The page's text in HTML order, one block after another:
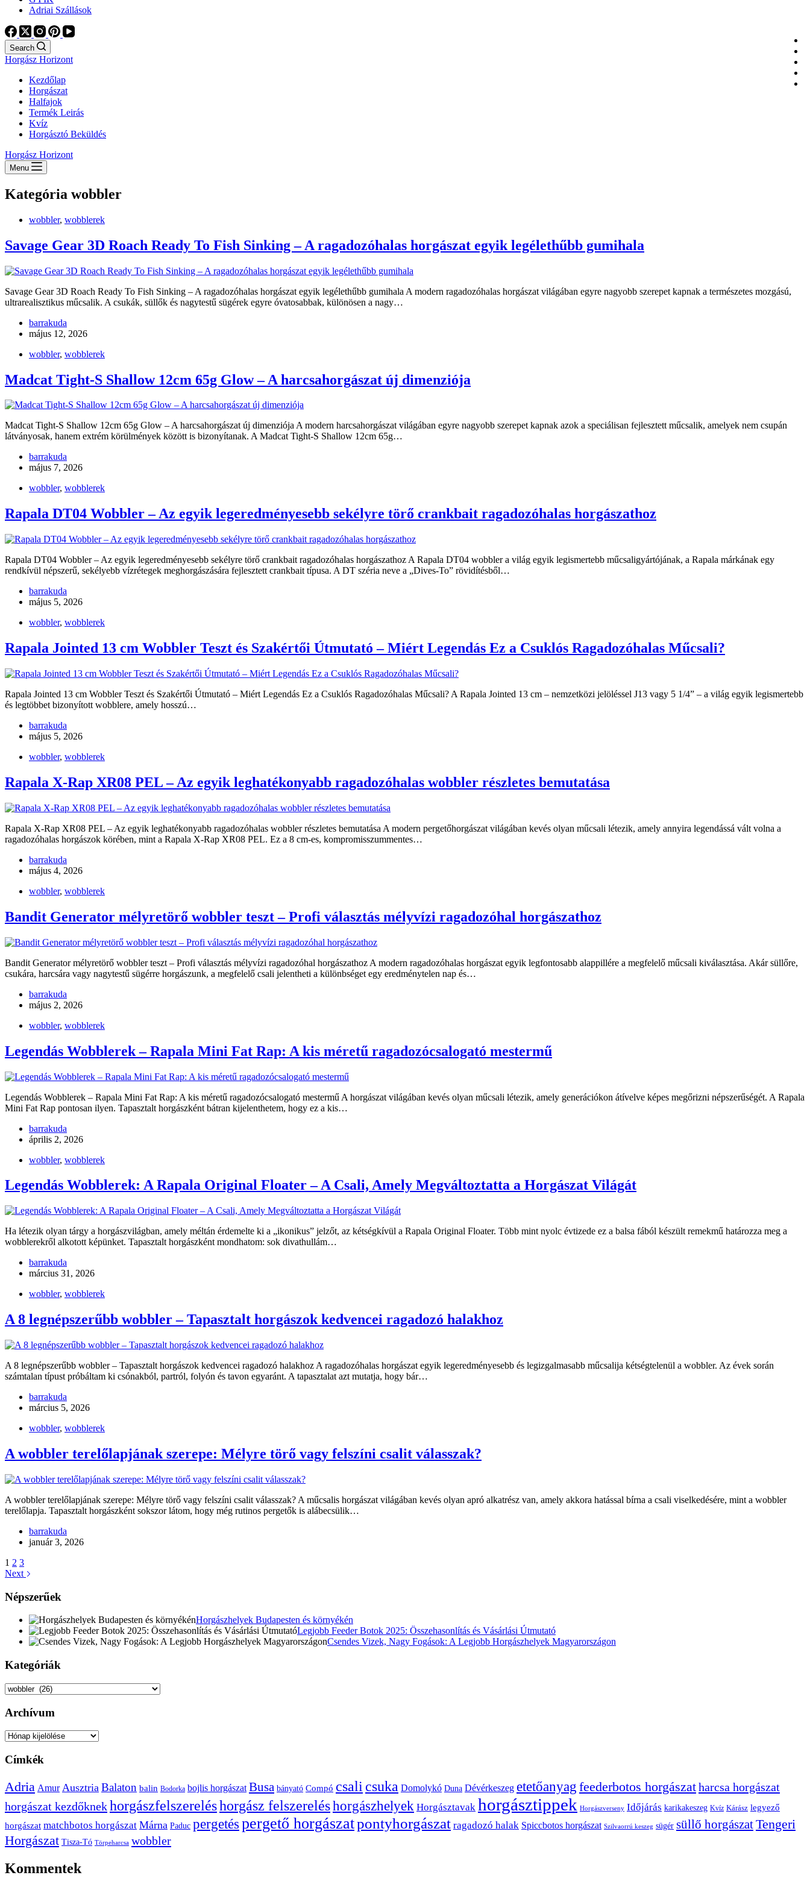
Adriai Szállások
Search
Horgász Horizont
Kezdőlap
Horgászat
Halfajok
Termék Leirás
Kvíz
Horgásztó Beküldés
Horgász Horizont
Menu
Kategória wobbler
wobbler, wobblerek
Savage Gear 3D Roach Ready To Fish Sinking – A ragadozóhalas horgászat egyik legélethűbb gumihala
Savage Gear 3D Roach Ready To Fish Sinking – A ragadozóhalas horgászat egyik legélethűbb gumihala A modern ragadozóhalas horgászat világában egyre nagyobb szerepet kapnak a természetes mozgású,
ultrarealisztikus műcsalik. A csukák, süllők és nagytestű sügérek egyre óvatosabbak, különösen a nagy…
barrakuda
május 12, 2026
wobbler, wobblerek
Madcat Tight-S Shallow 12cm 65g Glow – A harcsahorgászat új dimenziója
Madcat Tight-S Shallow 12cm 65g Glow – A harcsahorgászat új dimenziója A modern harcsahorgászat világában egyre nagyobb szerepet kapnak azok a speciálisan fejlesztett műcsalik, amelyek nem csupán
látványosak, hanem extrém körülmények között is bizonyítanak. A Madcat Tight-S Shallow 12cm 65g…
barrakuda
május 7, 2026
wobbler, wobblerek
Rapala DT04 Wobbler – Az egyik legeredményesebb sekélyre törő crankbait ragadozóhalas horgászathoz
Rapala DT04 Wobbler – Az egyik legeredményesebb sekélyre törő crankbait ragadozóhalas horgászathoz A Rapala DT04 wobbler a világ egyik legismertebb műcsaligyártójának, a Rapala márkának egy
rendkívül népszerű, sekélyebb vízrétegek meghorgászására fejlesztett crankbait típusa. A DT széria neve a „Dives-To” rövidítésből…
barrakuda
május 5, 2026
wobbler, wobblerek
Rapala Jointed 13 cm Wobbler Teszt és Szakértői Útmutató – Miért Legendás Ez a Csuklós Ragadozóhalas Műcsali?
Rapala Jointed 13 cm Wobbler Teszt és Szakértői Útmutató – Miért Legendás Ez a Csuklós Ragadozóhalas Műcsali? A Rapala Jointed 13 cm – nemzetközi jelöléssel J13 vagy 5 1/4” – a világ egyik legismertebb
és legtöbbet bizonyított wobblere, amely hosszú…
barrakuda
május 5, 2026
wobbler, wobblerek
Rapala X-Rap XR08 PEL – Az egyik leghatékonyabb ragadozóhalas wobbler részletes bemutatása
Rapala X-Rap XR08 PEL – Az egyik leghatékonyabb ragadozóhalas wobbler részletes bemutatása A modern pergetőhorgászat világában kevés olyan műcsali létezik, amely annyira legendássá vált volna a
ragadozóhalas horgászok körében, mint a Rapala X-Rap XR08 PEL. Ez a 8 cm-es, kompromisszummentes…
barrakuda
május 4, 2026
wobbler, wobblerek
Bandit Generator mélyretörő wobbler teszt – Profi választás mélyvízi ragadozóhal horgászathoz
Bandit Generator mélyretörő wobbler teszt – Profi választás mélyvízi ragadozóhal horgászathoz A modern ragadozóhalas horgászat egyik legfontosabb alappillére a megfelelő műcsali kiválasztása. Akár süllőre,
csukára, harcsára vagy nagytestű sügérre horgászunk, a megfelelő csali jelentheti a különbséget egy eredménytelen nap és…
barrakuda
május 2, 2026
wobbler, wobblerek
Legendás Wobblerek – Rapala Mini Fat Rap: A kis méretű ragadozócsalogató mestermű
Legendás Wobblerek – Rapala Mini Fat Rap: A kis méretű ragadozócsalogató mestermű A horgászat világában kevés olyan műcsali létezik, amely generációkon átívelve képes megőrizni népszerűségét. A Rapala
Mini Fat Rap pontosan ilyen. Tapasztalt horgászként bátran kijelenthetem, hogy ez a kis…
barrakuda
április 2, 2026
wobbler, wobblerek
Legendás Wobblerek: A Rapala Original Floater – A Csali, Amely Megváltoztatta a Horgászat Világát
Ha létezik olyan tárgy a horgászvilágban, amely méltán érdemelte ki a „ikonikus” jelzőt, az kétségkívül a Rapala Original Floater. Több mint nyolc évtizede ez a balsa fából készült remekmű határozza meg a
wobblerekről alkotott képünket. Tapasztalt horgászként mondhatom: sok divathullám…
barrakuda
március 31, 2026
wobbler, wobblerek
A 8 legnépszerűbb wobbler – Tapasztalt horgászok kedvencei ragadozó halakhoz
A 8 legnépszerűbb wobbler – Tapasztalt horgászok kedvencei ragadozó halakhoz A ragadozóhalas horgászat egyik legeredményesebb és legizgalmasabb műcsalija kétségtelenül a wobbler. Az évek során
számtalan típust próbáltam ki csónakból, partról, folyón és tavon egyaránt. A tapasztalat azt mutatja, hogy bár…
barrakuda
március 5, 2026
wobbler, wobblerek
A wobbler terelőlapjának szerepe: Mélyre törő vagy felszíni csalit válasszak?
A wobbler terelőlapjának szerepe: Mélyre törő vagy felszíni csalit válasszak? A műcsalis horgászat világában kevés olyan apró alkatrész van, amely akkora hatással bírna a csali viselkedésére, mint a wobbler
terelőlapja. Tapasztalt horgászként sokszor látom, hogy még rutinos pergetők is alábecsülik…
barrakuda
január 3, 2026
1 2 3
Next
Népszerűek
Horgászhelyek Budapesten és környékén
Legjobb Feeder Botok 2025: Összehasonlítás és Vásárlási Útmutató
Csendes Vizek, Nagy Fogások: A Legjobb Horgászhelyek Magyarországon
Kategóriák
Kategóriák
Archívum
Archívum
Címkék
Adria Amur Ausztria Balaton balin Bodorka bojlis horgászat Busa bányató Compó csali csuka Domolykó Duna Dévérkeszeg etetőanyag feederbotos horgászatharcsa horgászat
horgászat kezdőknekhorgászfelszereléshorgász felszereléshorgászhelyek Horgásztavak horgásztippek Horgászverseny Időjárás karikakeszeg Kvíz Kárász legyező
horgászat matchbotos horgászat Márna Paduc pergetéspergető horgászatpontyhorgászat ragadozó halak Spiccbotos horgászat Szilvaorrú keszeg sügér süllő horgászatTengeri
Horgászat Tisza-Tó Törpeharcsa wobbler
Kommentek